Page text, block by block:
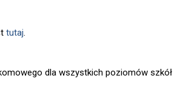
tutaj.
dla wszystkich poziomów szkół